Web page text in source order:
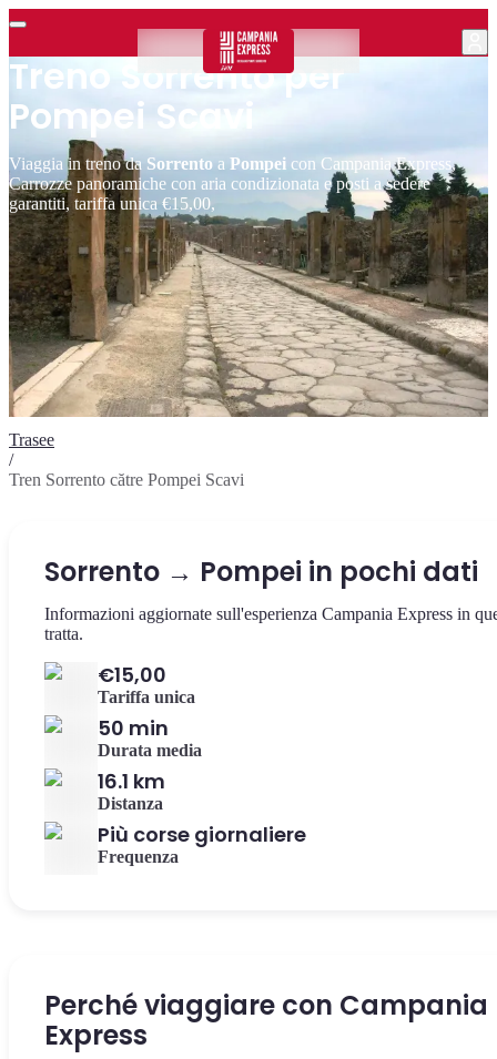
Treno Sorrento per
Pompei Scavi
Viaggia in treno da Sorrento a Pompei con Campania Express,
Carrozze panoramiche con aria condizionata e posti a sedere
garantiti, tariffa unica €15,00,
Trasee
/
Tren Sorrento către Pompei Scavi
Sorrento → Pompei in pochi dati
Informazioni aggiornate sull'esperienza Campania Express in
tratta.
€15,00
Tariffa unica
50 min
Durata media
16.1 km
Distanza
Più corse giornaliere
Frequenza
Perché viaggiare con Campania
Express